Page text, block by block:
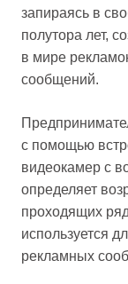
запираясь в
полутора лет,
в мире
сообщений.
с помощью
видеокамер с
определяет
проходящих
используется
рекламных